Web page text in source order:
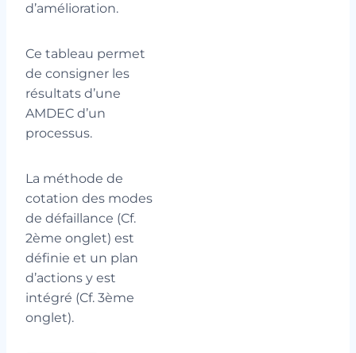
d’amélioration.
Ce tableau permet
de consigner les
résultats d’une
AMDEC d’un
processus.
La méthode de
cotation des modes
de défaillance (Cf.
2ème onglet) est
définie et un plan
d’actions y est
intégré (Cf. 3ème
onglet).